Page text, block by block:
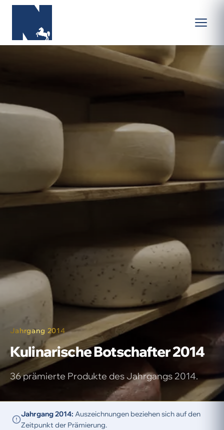
Jahrgang 2014
Kuli­narische Bot­schafter 2014
36 prämierte Produkte des Jahrgangs 2014.
Jahrgang 2014: Auszeichnungen beziehen sich auf den
Zeitpunkt der Prämierung.